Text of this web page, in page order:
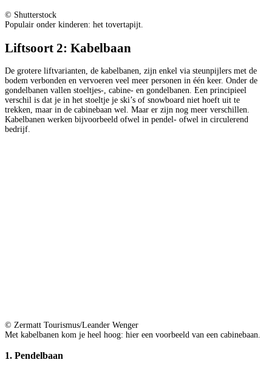
© Shutterstock
Populair onder kinderen: het tovertapijt.
Liftsoort 2: Kabelbaan
De grotere liftvarianten, de kabelbanen, zijn enkel via steunpijlers met de
bodem verbonden en vervoeren veel meer personen in één keer. Onder de
gondelbanen vallen stoeltjes-, cabine- en gondelbanen. Een principieel
verschil is dat je in het stoeltje je ski’s of snowboard niet hoeft uit te
trekken, maar in de cabinebaan wel. Maar er zijn nog meer verschillen.
Kabelbanen werken bijvoorbeeld ofwel in pendel- ofwel in circulerend
bedrijf.
© Zermatt Tourismus/Leander Wenger
Met kabelbanen kom je heel hoog: hier een voorbeeld van een cabinebaan.
1. Pendelbaan